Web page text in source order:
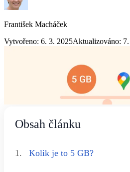
František Macháček
Vytvořeno: 6. 3. 2025Aktualizováno:
Obsah článku
1. Kolik je to 5 GB?